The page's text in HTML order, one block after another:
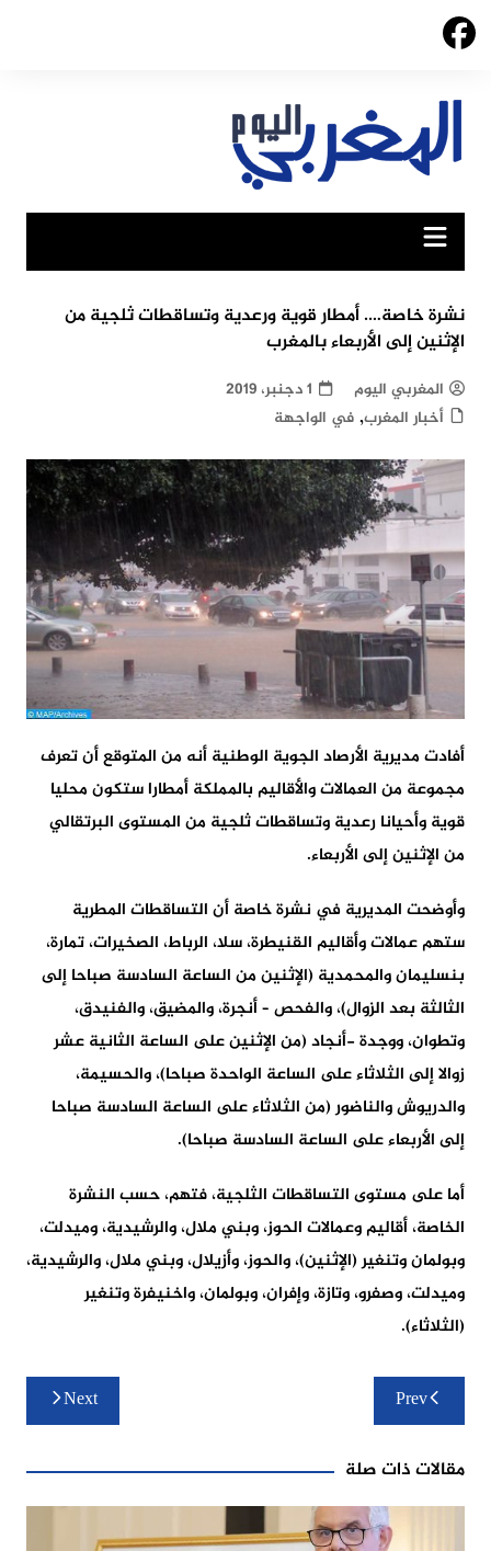
Skip
نشرة خاصة…. أمطار قوية ورعدية وتساقطات ثلجية من
الإثنين إلى الأربعاء بالمغرب
المغربي اليوم
1 دجنبر، 2019
أخبار المغرب, في الواجهة
أفادت مديرية الأرصاد الجوية الوطنية أنه من المتوقع أن تعرف
مجموعة من العمالات والأقاليم بالمملكة أمطارا ستكون محليا
قوية وأحيانا رعدية وتساقطات ثلجية من المستوى البرتقالي
من الإثنين إلى الأربعاء.
وأوضحت المديرية في نشرة خاصة أن التساقطات المطرية
ستهم عمالات وأقاليم القنيطرة، سلا، الرباط، الصخيرات، تمارة،
بنسليمان والمحمدية (الإثنين من الساعة السادسة صباحا إلى
الثالثة بعد الزوال)، والفحص – أنجرة، والمضيق، والفنيدق،
وتطوان، ووجدة -أنجاد (من الإثنين على الساعة الثانية عشر
زوالا إلى الثلاثاء على الساعة الواحدة صباحا)، والحسيمة،
والدريوش والناضور (من الثلاثاء على الساعة السادسة صباحا
إلى الأربعاء على الساعة السادسة صباحا).
أما على مستوى التساقطات الثلجية، فتهم، حسب النشرة
الخاصة، أقاليم وعمالات الحوز، وبني ملال، والرشيدية، وميدلت،
وبولمان وتنغير (الإثنين)، والحوز، وأزيلال، وبني ملال، والرشيدية،
وميدلت، وصفرو، وتازة، وإفران، وبولمان، واخنيفرة وتنغير
(الثلاثاء).
تصفّح
المقالات
Prev
Next
مقالات ذات صلة